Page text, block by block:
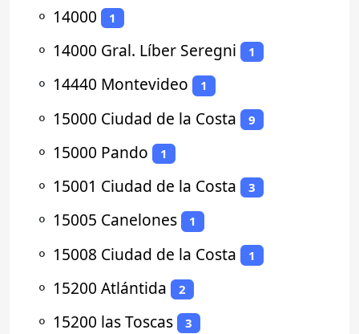
⚬ 14000 1
⚬ 14000 Gral. Líber Seregni 1
⚬ 14440 Montevideo 1
⚬ 15000 Ciudad de la Costa 9
⚬ 15000 Pando 1
⚬ 15001 Ciudad de la Costa 3
⚬ 15005 Canelones 1
⚬ 15008 Ciudad de la Costa 1
⚬ 15200 Atlántida 2
⚬ 15200 las Toscas 3